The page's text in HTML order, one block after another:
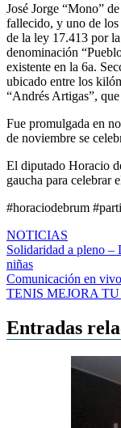
José Jorge “Mono”
fallecido, y uno de
de la ley 17.413 por
denominación
existente en la 6a.
ubicado entre los
“Andrés Artigas”,
Fue promulgada en
de noviembre se
El diputado Horacio
gaucha para celebrar
#horaciodebrum
NOTICIAS
Navegación
de
entradas
Solidaridad a pleno –
niñas
Comunicación en
TENIS MEJORA TU
Entradas